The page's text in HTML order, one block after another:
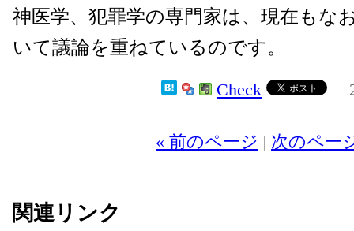
神医学、犯罪学の専門家は、現在もな
いて議論を重ねているのです。
Check
« 前のページ | 次のペー
関連リンク